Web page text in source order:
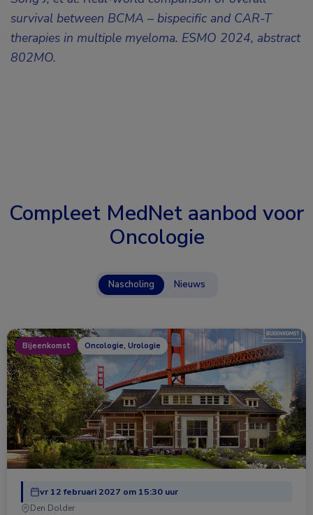
survival between BCMA – bispecific and CAR-T
therapies in multiple myeloma. ESMO 2024, abstract
802MO.
Compleet MedNet aanbod voor
Oncologie
Nascholing Nieuws
Bijeenkomst Oncologie, Urologie
vr 12 februari 2027 om 15:30 uur
Den Dolder